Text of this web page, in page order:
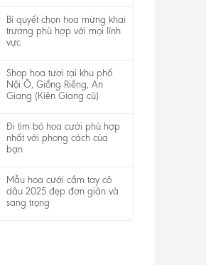
Bí quyết chọn hoa mừng khai
trương phù hợp với mọi lĩnh
vực
Shop hoa tươi tại khu phố
Nội Ô, Giồng Riềng, An
Giang (Kiên Giang cũ)
Đi tìm bó hoa cưới phù hợp
nhất với phong cách của
bạn
Mẫu hoa cưới cầm tay cô
dâu 2025 đẹp đơn giản và
sang trọng